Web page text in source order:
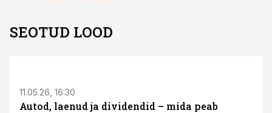
SEOTUD LOOD
11.05.26, 16:30
Autod, laenud ja dividendid – mida peab